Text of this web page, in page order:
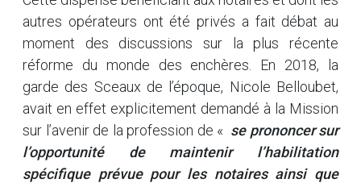
autres opérateurs ont été privés a fait débat au
moment des discussions sur la plus récente
réforme du monde des enchères. En 2018, la
garde des Sceaux de l’époque, Nicole Belloubet,
avait en effet explicitement demandé à la Mission
sur l’avenir de la profession de « se prononcer sur
l’opportunité de maintenir l’habilitation
spécifique prévue pour les notaires ainsi que